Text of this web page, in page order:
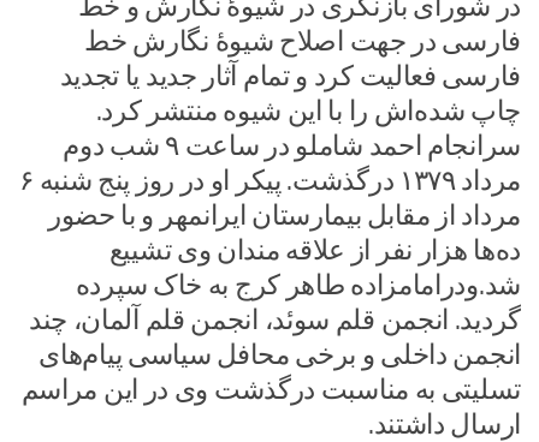
در شورای بازنگری در شیوهٔ نگارش و خط
فارسی در جهت اصلاح شیوهٔ نگارش خط
فارسی فعالیت کرد و تمام آثار جدید یا تجدید
چاپ شده‌اش را با این شیوه منتشر کرد.
سرانجام احمد شاملو در ساعت ۹ شب دوم
مرداد ۱۳۷۹ درگذشت. پیکر او در روز پنج شنبه ۶
مرداد از مقابل بیمارستان ایرانمهر و با حضور
ده‌ها هزار نفر از علاقه مندان وی تشییع
شد.ودرامامزاده طاهر کرج به خاک سپرده
گردید. انجمن قلم سوئد، انجمن قلم آلمان، چند
انجمن داخلی و برخی محافل سیاسی پیام‌های
تسلیتی به مناسبت درگذشت وی در این مراسم
ارسال داشتند.